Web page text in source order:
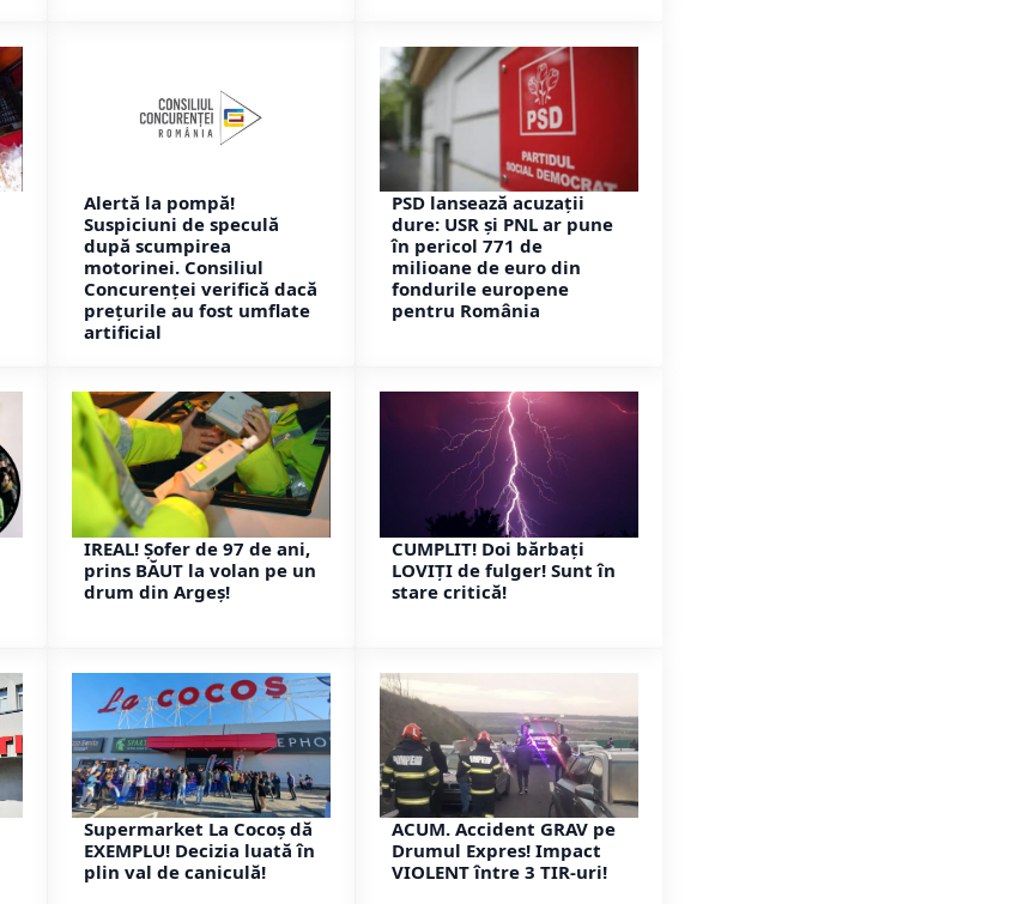
Alertă la pompă!
Suspiciuni de speculă
după scumpirea
motorinei. Consiliul
Concurenței verifică dacă
prețurile au fost umflate
artificial
PSD lansează acuzații
dure: USR și PNL ar pune
în pericol 771 de
milioane de euro din
fondurile europene
pentru România
IREAL! Șofer de 97 de ani,
prins BĂUT la volan pe un
drum din Argeș!
CUMPLIT! Doi bărbați
LOVIȚI de fulger! Sunt în
stare critică!
Supermarket La Cocoș dă
EXEMPLU! Decizia luată în
plin val de caniculă!
ACUM. Accident GRAV pe
Drumul Expres! Impact
VIOLENT între 3 TIR-uri!